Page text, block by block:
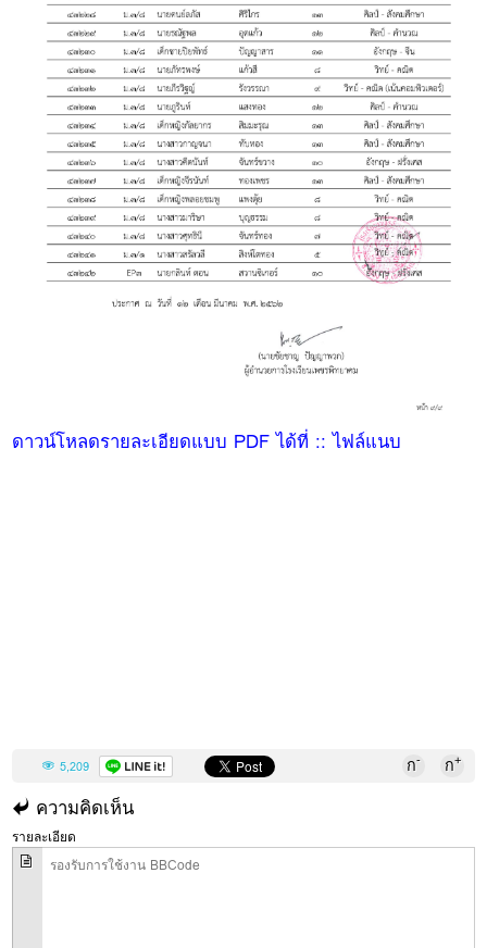
ดาวน์โหลดรายละเอียดแบบ PDF ได้ที่ :: ไฟล์แนบ
5,209 ก- ก+
ความคิดเห็น
รายละเอียด